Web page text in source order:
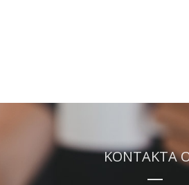
KONTAKTA